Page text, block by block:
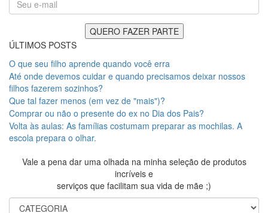
ÚLTIMOS POSTS
O que seu filho aprende quando você erra
Até onde devemos cuidar e quando precisamos deixar nossos
filhos fazerem sozinhos?
Que tal fazer menos (em vez de "mais")?
Comprar ou não o presente do ex no Dia dos Pais?
Volta às aulas: As famílias costumam preparar as mochilas. A
escola prepara o olhar.
Vale a pena dar uma olhada na minha seleção de produtos
incríveis e
serviços que facilitam sua vida de mãe ;)